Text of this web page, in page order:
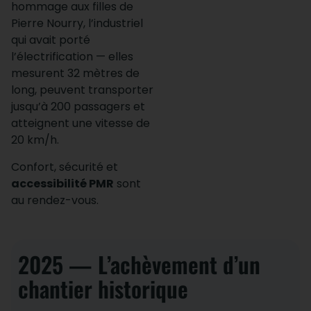
hommage aux filles de
Pierre Nourry, l’industriel
qui avait porté
l’électrification — elles
mesurent 32 mètres de
long, peuvent transporter
jusqu’à 200 passagers et
atteignent une vitesse de
20 km/h.
Confort, sécurité et
accessibilité PMR sont
au rendez-vous.
2025 — L’achèvement d’un
chantier historique